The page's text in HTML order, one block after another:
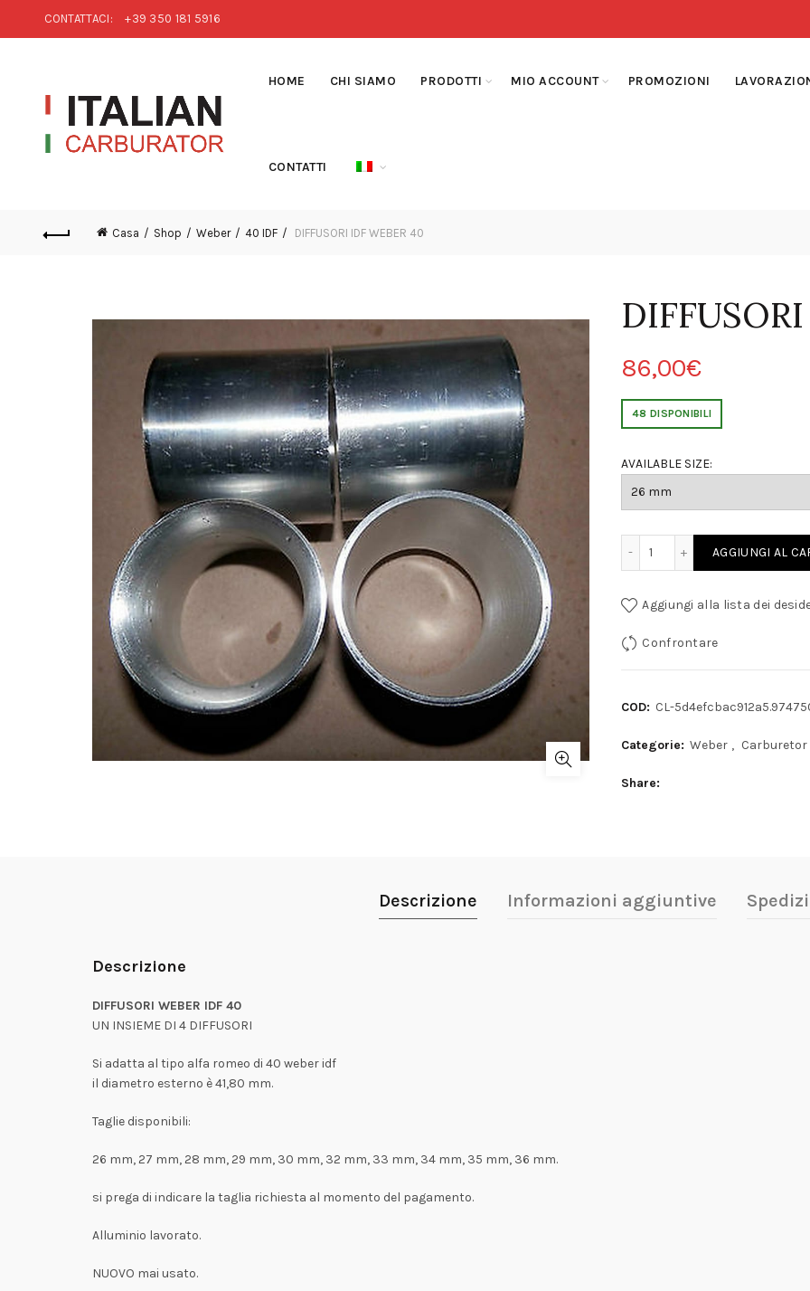
CONTATTACI: +39 350 181 5916
HOME CHI SIAMO PRODOTTI MIO ACCOUNT PROMOZIONI
CONTATTI
Casa Shop Weber 40 IDF DIFFUSORI IDF WEBER 40
86,00€
48 DISPONIBILI
AVAILABLE SIZE:
AGGIUNGI AL
Aggiungi alla lista dei
Confrontare
COD: CL-
Categorie: Weber ,
Share
Descrizione Informazioni aggiuntive
Descrizione
DIFFUSORI WEBER IDF 40
UN INSIEME DI 4 DIFFUSORI
Si adatta al tipo alfa romeo di 40 weber idf
il diametro esterno è 41,80 mm.
Taglie disponibili:
26 mm, 27 mm, 28 mm, 29 mm, 30 mm, 32 mm, 33 mm, 34 mm, 35 mm, 36 mm.
si prega di indicare la taglia richiesta al momento del pagamento.
Alluminio lavorato.
NUOVO mai usato.